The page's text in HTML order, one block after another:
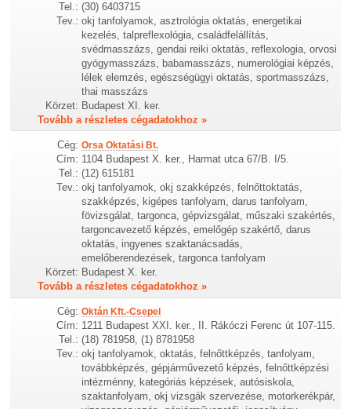
Tel.: (30) 6403715
Tev.: okj tanfolyamok, asztrológia oktatás, energetikai
kezelés, talpreflexológia, családfelállítás,
svédmasszázs, gendai reiki oktatás, reflexologia, orvosi
gyógymasszázs, babamasszázs, numerológiai képzés,
lélek elemzés, egészségügyi oktatás, sportmasszázs,
thai masszázs
Körzet: Budapest XI. ker.
Tovább a részletes cégadatokhoz »
Cég: Orsa Oktatási Bt.
Cím: 1104 Budapest X. ker., Harmat utca 67/B. I/5.
Tel.: (12) 615181
Tev.: okj tanfolyamok, okj szakképzés, felnőttoktatás,
szakképzés, kigépes tanfolyam, darus tanfolyam,
fövizsgálat, targonca, gépvizsgálat, műszaki szakértés,
targoncavezető képzés, emelőgép szakértő, darus
oktatás, ingyenes szaktanácsadás,
emelőberendezések, targonca tanfolyam
Körzet: Budapest X. ker.
Tovább a részletes cégadatokhoz »
Cég: Oktán Kft.-Csepel
Cím: 1211 Budapest XXI. ker., II. Rákóczi Ferenc út 107-115.
Tel.: (18) 781958, (1) 8781958
Tev.: okj tanfolyamok, oktatás, felnőttképzés, tanfolyam,
továbbképzés, gépjárművezető képzés, felnőttképzési
intézménny, kategóriás képzések, autósiskola,
szaktanfolyam, okj vizsgák szervezése, motorkerékpár,